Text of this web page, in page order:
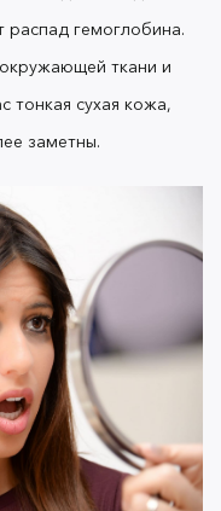
гемоглобина.
ткани и
тонкая сухая кожа,
заметны.